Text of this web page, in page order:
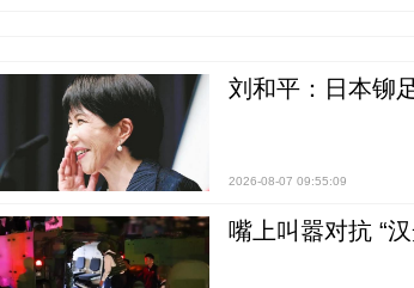
刘和平：日本铆
2026-08-07 09:55:09
嘴上叫嚣对抗 “